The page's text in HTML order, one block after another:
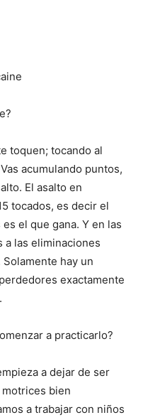
toquen; tocando al
acumulando puntos,
El asalto en
tocados, es decir el
el que gana. Y en las
a las eliminaciones
hay un
exactamente
a practicarlo?
a dejar de ser
bien
a trabajar con niños